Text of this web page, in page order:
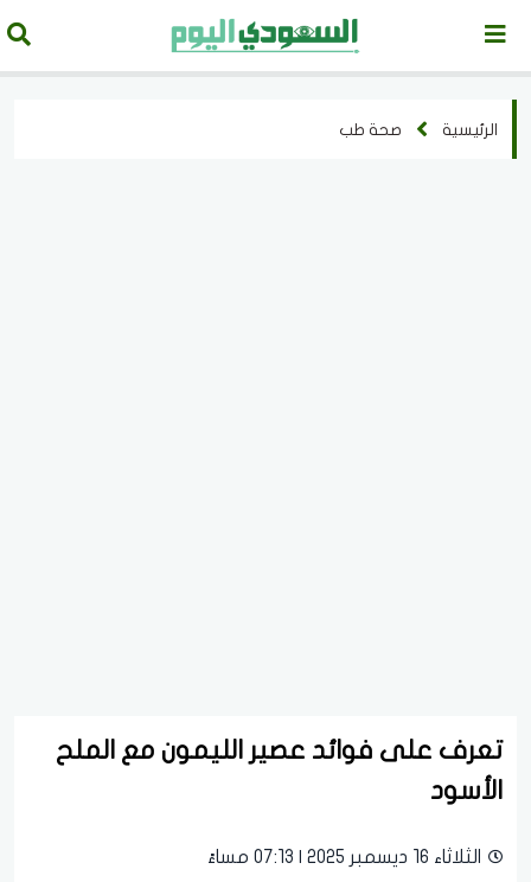
الرئيسية صحة طب
تعرف على فوائد عصير الليمون مع الملح
الأسود
الثلاثاء 16 ديسمبر 2025 | 07:13 مساءً